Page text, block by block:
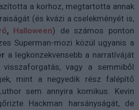
a korhoz, megtartotta annak
(és kvázi a cselekményét is,
, Halloween) de számos ponton
Superman-mozi közül ugyanis a
a legkonzekvensebb a narratíváját
vagy a semmiből
mint a negyedik rész falépítő
sem annyira komikus. Kevin
Hackman harsányságát, de